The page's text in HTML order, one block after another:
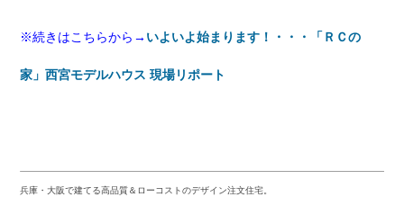
※続きはこちらから→ いよいよ始まります！・・・「ＲＣの
家」西宮モデルハウス 現場リポート
兵庫・大阪で建てる高品質＆ローコストのデザイン注文住宅。